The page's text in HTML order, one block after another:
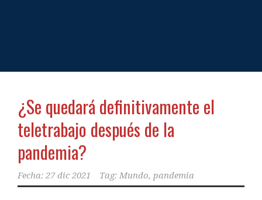
¿Se quedará definitivamente el
teletrabajo después de la
pandemia?
Fecha: 27 dic 2021 Tag: Mundo, pandemia